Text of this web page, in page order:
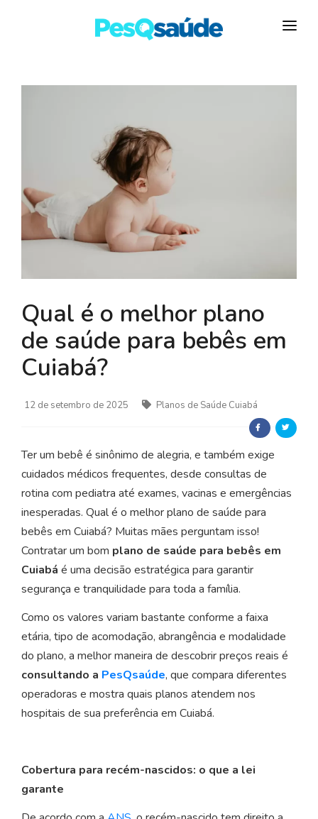
PLANOS DE SAÚDE
Qual é o melhor plano
de saúde para bebês em
Cuiabá?
12 de setembro de 2025 Planos de Saúde Cuiabá
Ter um bebê é sinônimo de alegria, e também exige
cuidados médicos frequentes, desde consultas de
rotina com pediatra até exames, vacinas e emergências
inesperadas. Qual é o melhor plano de saúde para
bebês em Cuiabá? Muitas mães perguntam isso!
Contratar um bom plano de saúde para bebês em
Cuiabá é uma decisão estratégica para garantir
segurança e tranquilidade para toda a família.
Como os valores variam bastante conforme a faixa
etária, tipo de acomodação, abrangência e modalidade
do plano, a melhor maneira de descobrir preços reais é
consultando a PesQsaúde, que compara diferentes
operadoras e mostra quais planos atendem nos
hospitais de sua preferência em Cuiabá.
Cobertura para recém-nascidos: o que a lei
garante